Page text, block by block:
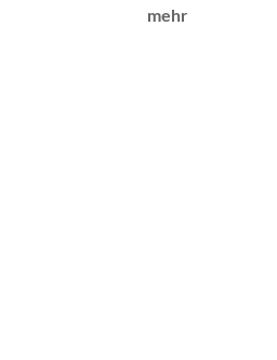
Ansätze an der fehlenden
mehr